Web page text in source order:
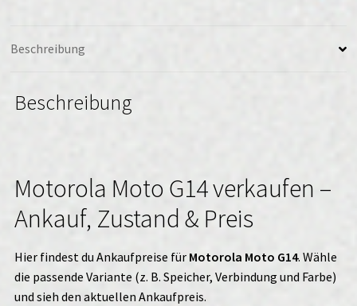
Beschreibung
Beschreibung
Motorola Moto G14 verkaufen –
Ankauf, Zustand & Preis
Hier findest du Ankaufpreise für Motorola Moto G14. Wähle
die passende Variante (z. B. Speicher, Verbindung und Farbe)
und sieh den aktuellen Ankaufpreis.